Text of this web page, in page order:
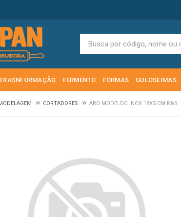
FERMENTO FORMAS GULOSEIMAS
CORTADORES ARO MODELDO INOX 18X5 CM R&S